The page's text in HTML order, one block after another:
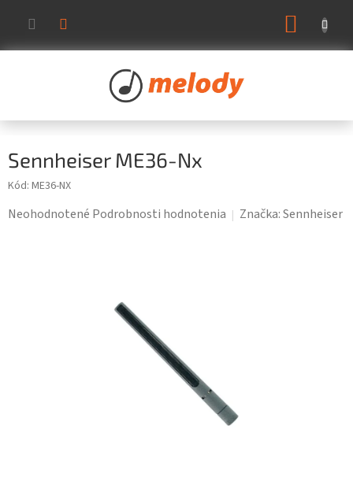
obsah
Sennheiser ME36-Nx
Kód: ME36-NX
Priemerné
Neohodnotené Podrobnosti hodnotenia Značka:Sennheiser